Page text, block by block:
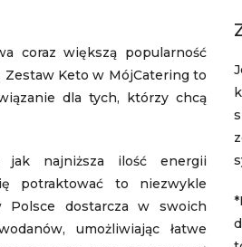
coraz większą popularność
Keto w MójCatering to
dla tych, którzy chcą
jak najniższa ilość energii
potraktować to niezwykle
dostarcza w swoich
umożliwiając łatwe